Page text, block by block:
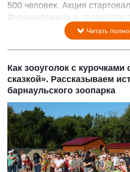
500 человек. Акция
финишировала в
Читать
Как зооуголок с курочками
сказкой». Рассказываем
барнаульского зоопарка